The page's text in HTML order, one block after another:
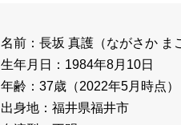
名前：長坂 真護（ながさか ま
生年月日：1984年8月10日
年齢：37歳（2022年5月時点）
出身地：福井県福井市